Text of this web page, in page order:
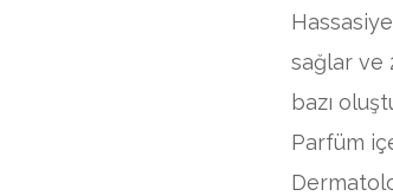
sağlar ve
bazı
Parfüm